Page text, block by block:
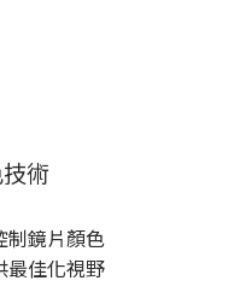
術
制鏡片顏色
最佳化視野